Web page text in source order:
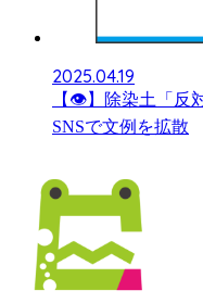
2025.04.19
【👁】除染土「反
SNSで文例を拡散